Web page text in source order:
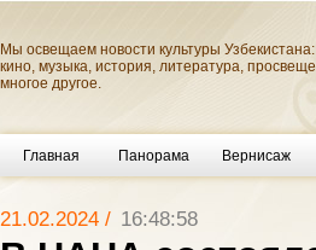
Мы освещаем новости культуры
кино, музыка, история, литература,
многое другое.
Главная Панорама Вернисаж
21.02.2024 / 16:48:58